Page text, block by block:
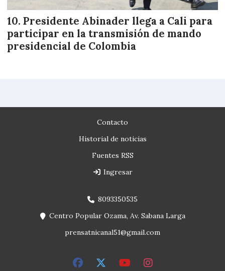
Presidente Abinader llega a Cali para
participar en la transmisión de mando
presidencial de Colombia
Contacto
Historial de noticias
Fuentes RSS
Ingresar
8093350535
Centro Popular Ozama, Av. Sabana Larga
prensatnicanal51@gmail.com